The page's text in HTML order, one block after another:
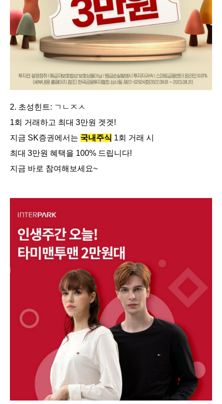
2. 초성힌트: ㄱㄴㅈㅅ
1회 거래하고 최대 3만원 겟겟!
지금 SK증권에서는 국내주식 1회 거래 시
최대 3만원 혜택을 100% 드립니다!
지금 바로 참여해보세요~